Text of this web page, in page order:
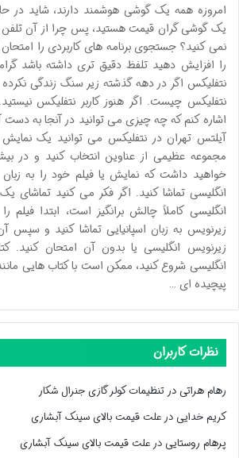
امروزه همه یک گوشی هوشمند دارند، شاید در
یک گوشی گران قیمت هستید، پس چرا از آن تلفن
نمی کنید؟ جستجوی برنامه های کاربردی را
را افزایش دهید تلفظ دقیق تری داشته باشد
نتفلیکس اگر در دهه گذشته زیر سنگ زندگی
نتفلیکس چیست. اگر هنوز کاربر نتفلیکس
اشاره کنم که چه چیزی می توانید در آنجا به دست
آیلتس تهران در نتفلیکس می توانید یک نمایش
مجموعه عظیمی از عناوین انتخاب کنید و در
خواهید داشت که نمایش یا فیلم خود را به زبان
انگلیسی تماشا کنید. اگر فکر می کنید تماشای
انگلیسی کاملاً چالش برانگیز است، ابتدا فیلم را
زیرنویس به زبان اسپانیایی تماشا کنید و سپس
زیرنویس انگلیسی یا بدون آن امتحان کنید.
انگلیسی شروع کنید، ممکن است با کتاب هایی
پیچیده ای …
نظرات کاربران
رهام هراتیدر تنظیمات کولر گازی جنرال شکار
کریم خداییدر علت قیمت بالای سینک آبشاری
پرهام روستاییدر علت قیمت بالای سینک آبشاری